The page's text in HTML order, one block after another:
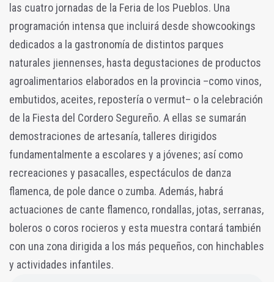
las cuatro jornadas de la Feria de los Pueblos. Una
programación intensa que incluirá desde showcookings
dedicados a la gastronomía de distintos parques
naturales jiennenses, hasta degustaciones de productos
agroalimentarios elaborados en la provincia –como vinos,
embutidos, aceites, repostería o vermut– o la celebración
de la Fiesta del Cordero Segureño. A ellas se sumarán
demostraciones de artesanía, talleres dirigidos
fundamentalmente a escolares y a jóvenes; así como
recreaciones y pasacalles, espectáculos de danza
flamenca, de pole dance o zumba. Además, habrá
actuaciones de cante flamenco, rondallas, jotas, serranas,
boleros o coros rocieros y esta muestra contará también
con una zona dirigida a los más pequeños, con hinchables
y actividades infantiles.